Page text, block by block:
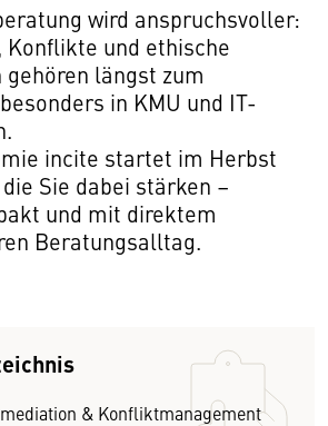
wird anspruchsvoller:
und ethische
gehören längst zum
in KMU und IT-
incite startet im Herbst
Sie dabei stärken –
und mit direktem
Beratungsalltag.
& Konfliktmanagement